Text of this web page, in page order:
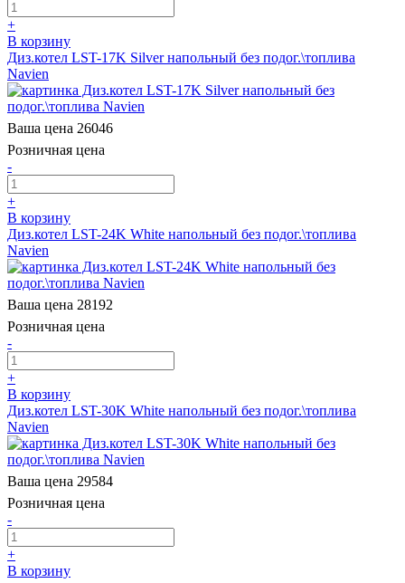
+
В корзину
Диз.котел LST-17K Silver напольный без подог.\топлива
Navien
Ваша цена 26046
Розничная цена
-
+
В корзину
Диз.котел LST-24K White напольный без подог.\топлива
Navien
Ваша цена 28192
Розничная цена
-
+
В корзину
Диз.котел LST-30K White напольный без подог.\топлива
Navien
Ваша цена 29584
Розничная цена
-
+
В корзину